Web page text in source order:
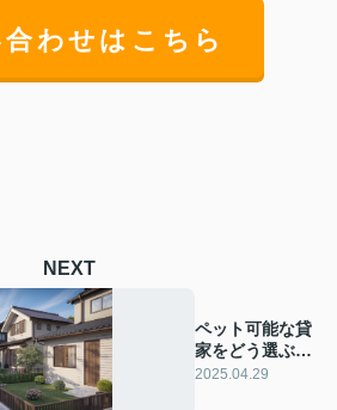
わせはこちら
NEXT
ペット可能な貸
家をどう選ぶ？
理想の住まいを
2025.04.29